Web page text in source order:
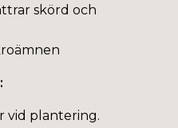
skörd och
vid plantering.